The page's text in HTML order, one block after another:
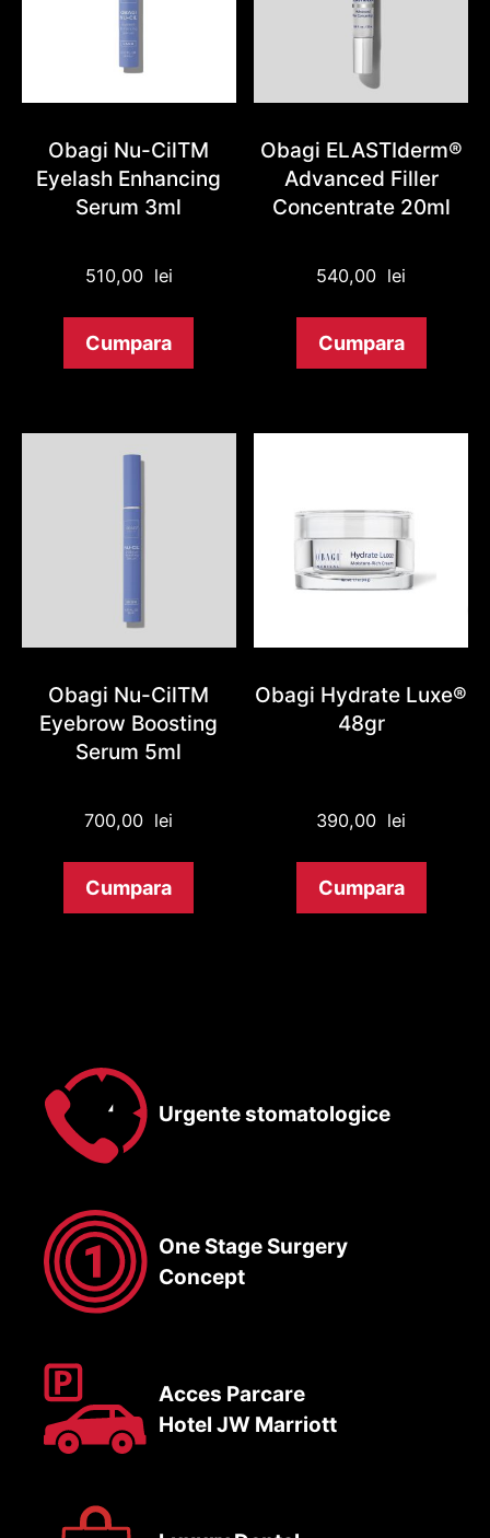
Obagi Nu-CilTM
Eyelash Enhancing
Serum 3ml
510,00 lei
Cumpara
Obagi ELASTIderm®
Advanced Filler
Concentrate 20ml
540,00 lei
Cumpara
Obagi Nu-CilTM
Eyebrow Boosting
Serum 5ml
700,00 lei
Cumpara
Obagi Hydrate Luxe®
48gr
390,00 lei
Cumpara
Urgente stomatologice
One Stage Surgery
Concept
Acces Parcare
Hotel JW Marriott